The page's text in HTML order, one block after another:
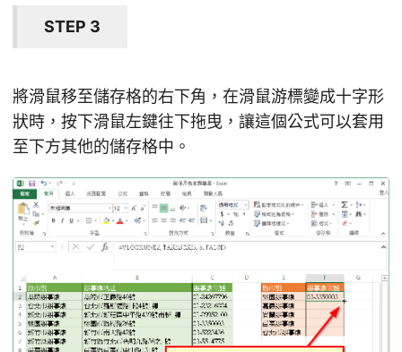
STEP 3
將滑鼠移至儲存格的右下角，在滑鼠游標變成十字形
狀時，按下滑鼠左鍵往下拖曳，讓這個公式可以套用
至下方其他的儲存格中。